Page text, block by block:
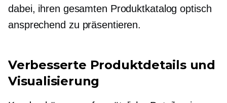
dabei, ihren gesamten Produktkatalog optisch
ansprechend zu präsentieren.
Verbesserte Produktdetails und
Visualisierung